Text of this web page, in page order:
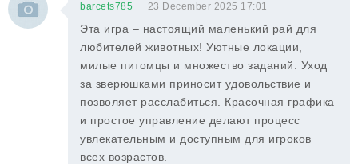
barcets785 23 December 2025 17:01
Эта игра – настоящий маленький рай для
любителей животных! Уютные локации,
милые питомцы и множество заданий. Уход
за зверюшками приносит удовольствие и
позволяет расслабиться. Красочная графика
и простое управление делают процесс
увлекательным и доступным для игроков
всех возрастов.